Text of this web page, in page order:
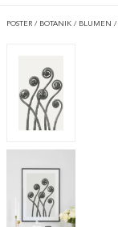
POSTER / BOTANIK / BLUMEN /